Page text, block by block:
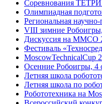
Соревнования
Олимпиадная
Региональная
VIII зимние
Дискуссия на ММСО
Фестиваль
MoscowTechnicalCup
Осенние Робоигры, 4
Летняя школа
Летняя школа по
Робототехника на